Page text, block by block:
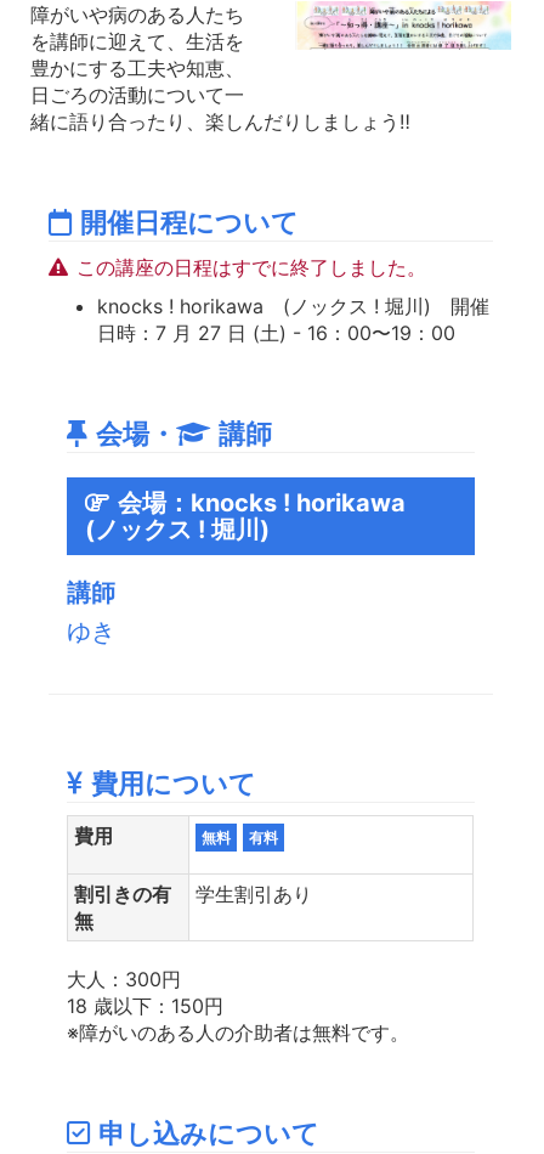
障がいや病のある人たち
を講師に迎えて、生活を
豊かにする工夫や知恵、
日ごろの活動について一
緒に語り合ったり、楽しんだりしましょう‼
開催日程について
この講座の日程はすでに終了しました。
knocks ! horikawa (ノックス ! 堀川) 開催
日時：7 月 27 日 (土) - 16：00〜19：00
会場・ 講師
会場：knocks ! horikawa
(ノックス ! 堀川)
講師
ゆき
費用について
費用 無料 有料
割引きの有
無
学生割引あり
大人：300円
18 歳以下：150円
※障がいのある人の介助者は無料です。
申し込みについて